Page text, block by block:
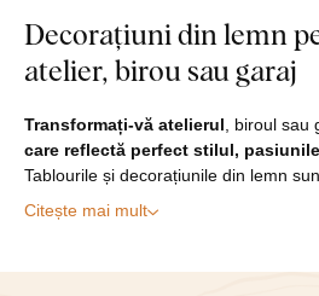
Decorațiuni din lemn
atelier, birou sau garaj
Transformați-vă atelierul , biroul
care reflectă perfect stilul,
Tablourile și decorațiunile din lemn
Citește mai mult